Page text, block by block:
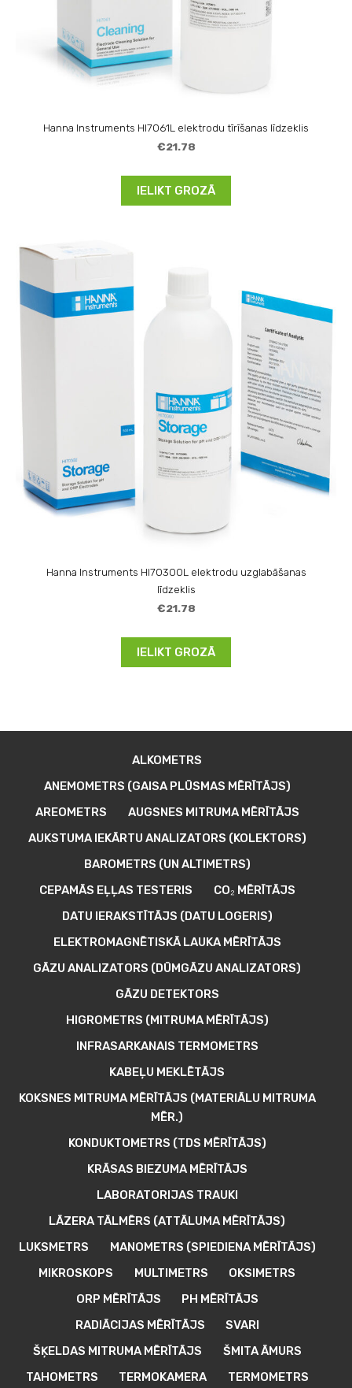
Hanna Instruments HI7061L elektrodu tīrīšanas līdzeklis
€21.78
IELIKT GROZĀ
Hanna Instruments HI70300L elektrodu uzglabāšanas
līdzeklis
€21.78
IELIKT GROZĀ
ALKOMETRS
ANEMOMETRS (GAISA PLŪSMAS MĒRĪTĀJS)
AREOMETRS
AUGSNES MITRUMA MĒRĪTĀJS
AUKSTUMA IEKĀRTU ANALIZATORS (KOLEKTORS)
BAROMETRS (UN ALTIMETRS)
CEPAMĀS EĻĻAS TESTERIS
CO₂ MĒRĪTĀJS
DATU IERAKSTĪTĀJS (DATU LOGERIS)
ELEKTROMAGNĒTISKĀ LAUKA MĒRĪTĀJS
GĀZU ANALIZATORS (DŪMGĀZU ANALIZATORS)
GĀZU DETEKTORS
HIGROMETRS (MITRUMA MĒRĪTĀJS)
INFRASARKANAIS TERMOMETRS
KABEĻU MEKLĒTĀJS
KOKSNES MITRUMA MĒRĪTĀJS (MATERIĀLU MITRUMA
MĒR.)
KONDUKTOMETRS (TDS MĒRĪTĀJS)
KRĀSAS BIEZUMA MĒRĪTĀJS
LABORATORIJAS TRAUKI
LĀZERA TĀLMĒRS (ATTĀLUMA MĒRĪTĀJS)
LUKSMETRS
MANOMETRS (SPIEDIENA MĒRĪTĀJS)
MIKROSKOPS
MULTIMETRS
OKSIMETRS
ORP MĒRĪTĀJS
PH MĒRĪTĀJS
RADIĀCIJAS MĒRĪTĀJS
SVARI
ŠĶELDAS MITRUMA MĒRĪTĀJS
ŠMITA ĀMURS
TAHOMETRS
TERMOKAMERA TERMOMETRS